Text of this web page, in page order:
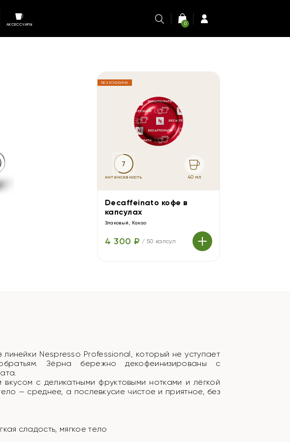
АКСЕССУАРЫ 0
БЕЗ КОФЕИНА
7
интенсивность 40 мл
Decaffeinato кофе в
капсулах
Злаковый, Какао
4 300 ₽ / 50 капсул
Nespresso Professional, который не уступает
Зёрна бережно декофеинизированы с
с деликатными фруктовыми нотками и лёгкой
— среднее, а послевкусие чистое и приятное, без
сладость, мягкое тело